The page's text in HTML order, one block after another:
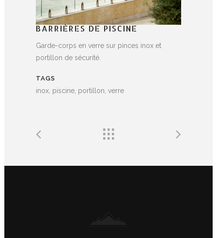
BARRIÈRES DE PISCINE
Garde-corps en verre sur pinces inox et
portillon de sécurité.
TAGS
inox, piscine, portillon, verre